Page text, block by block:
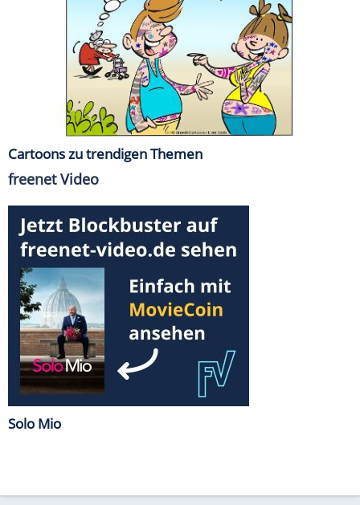
Cartoons zu trendigen Themen
freenet Video
Solo Mio